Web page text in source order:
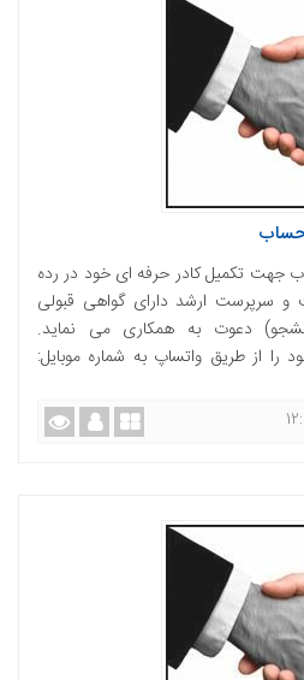
تکمیل کادر حرفه ای خود در رده
سرپرست ارشد دارای گواهی قبولی
دعوت به همکاری می نماید.
را از طریق واتساپ به شماره موبایل: